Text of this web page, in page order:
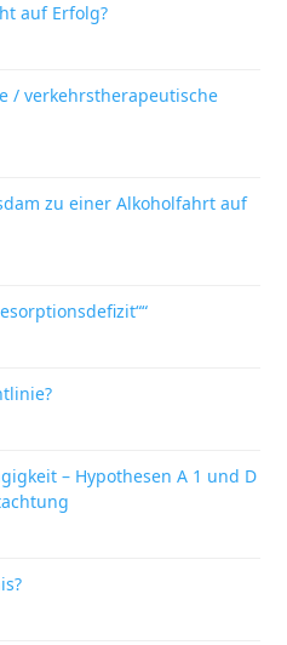
auf Erfolg?
/ verkehrstherapeutische
zu einer Alkoholfahrt auf
– Hypothesen A 1 und D